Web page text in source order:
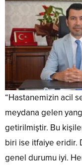
“Hastanemizin acil
meydana gelen
getirilmiştir. Bu
biri ise itfaiye eridir.
genel durumu iyi.